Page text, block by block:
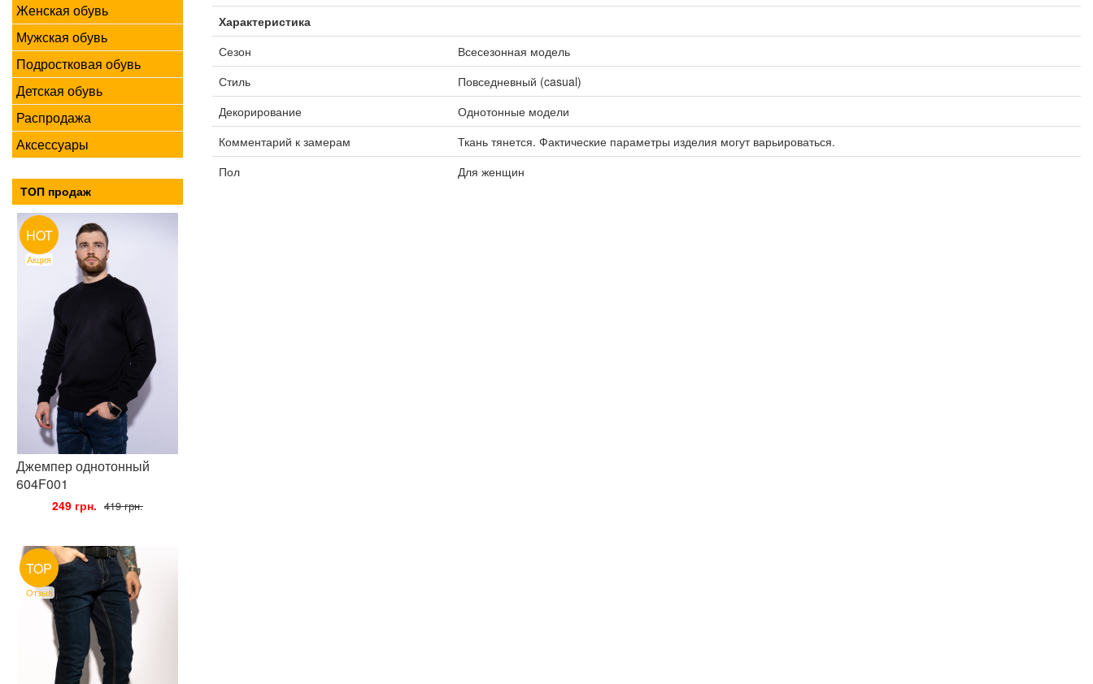
Женская обувь
Мужская обувь
Подростковая обувь
Детская обувь
Распродажа
Аксессуары
ТОП продаж
HOT
Акция
Джемпер однотонный
604F001
249 грн. 419 грн.
TOP
Отзыв
Характеристика
Сезон
Всесезонная модель
Стиль
Повседневный (casual)
Декорирование
Однотонные модели
Комментарий к замерам
Ткань тянется. Фактические параметры изделия могут варьироваться.
Пол
Для женщин